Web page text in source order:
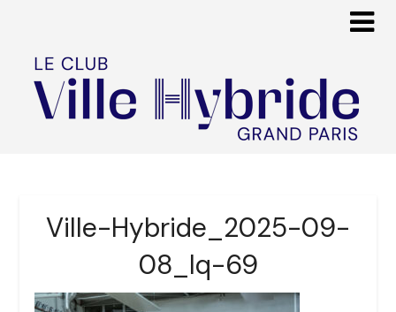
Ville-Hybride_2025-09-
08_lq-69